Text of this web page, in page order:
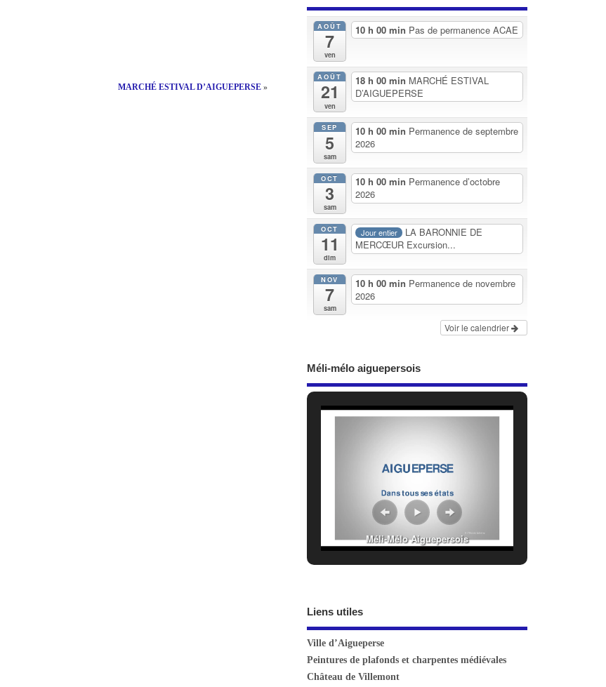
MARCHÉ ESTIVAL D’AIGUEPERSE»
AOÛT
7
ven
10 h 00 min Pas de permanence ACAE
AOÛT
21
ven
18 h 00 min MARCHÉ ESTIVAL
D’AIGUEPERSE
SEP
5
sam
10 h 00 min Permanence de septembre
2026
OCT
3
sam
10 h 00 min Permanence d’octobre
2026
OCT
11
dim
Jour entier
LA BARONNIE DE
MERCŒUR Excursion...
NOV
7
sam
10 h 00 min Permanence de novembre
2026
Voir le calendrier
Méli-mélo aiguepersois
Méli-Mélo Aiguepersois
Liens utiles
Ville d’Aigueperse
Peintures de plafonds et charpentes médiévales
Château de Villemont